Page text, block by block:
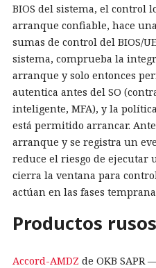
BIOS del sistema, el control
arranque confiable, hace
sumas de control del BIOS/
sistema, comprueba la
arranque y solo entonces
autentica antes del SO
inteligente, MFA), y la
está permitido arrancar.
arranque y se registra un
reduce el riesgo de ejecutar
cierra la ventana para
actúan en las fases
Productos rusos
Accord-AMDZ de OKB